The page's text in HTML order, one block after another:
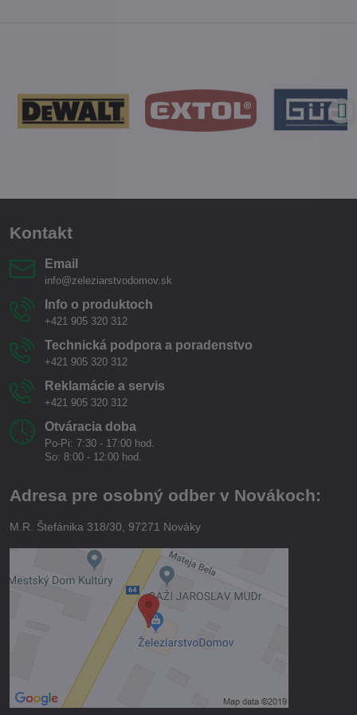
Kontakt
Email
info@zeleziarstvodomov.sk
Info o produktoch
+421 905 320 312
Technická podpora a poradenstvo
+421 905 320 312
Reklamácie a servis
+421 905 320 312
Otváracia doba
Po-Pi: 7:30 - 17:00 hod.
So: 8:00 - 12:00 hod.
Adresa pre osobný odber v Novákoch:
M.R. Štefánika 318/30, 97271 Nováky